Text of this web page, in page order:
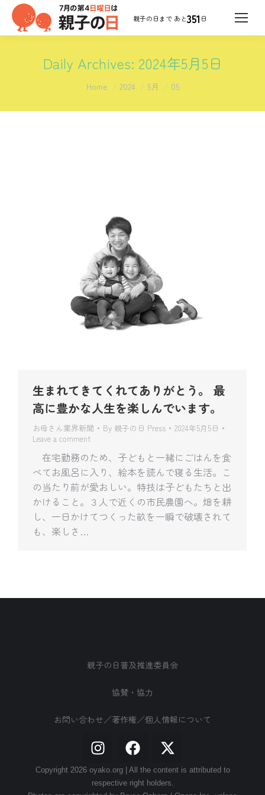
351 日
Daily Archives: 2024年5月5日
You are here:
Home 2024 5月 05
生まれてきてくれてありがとう。 最
高に豊かな人生を楽しんでいます。
お母さん業界新聞 By 親子の日 Press
2024年5月5日
Leave a comment
在宅勤務のため、子どもと一緒にごはんを食
べてお風呂に入り、絵本を読んで寝る生活。こ
の当たり前が愛おしい。特技は子どもたちと出
かけること。３人で近くの市民農園へ。畑を耕
し、一日かけてつくった畝を一瞬で破壊されて
も、楽しさ…
親子の日普及推進委員会
協賛・協力
お問い合わせ／著作権／個人情報について
Copyright 2026 oyako.org | All the content is attributed to
respective right holders.